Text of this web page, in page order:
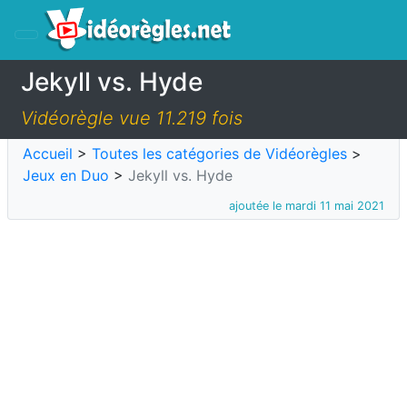
Jekyll vs. Hyde
Vidéorègle vue 11.219 fois
Accueil > Toutes les catégories de Vidéorègles >
Jeux en Duo > Jekyll vs. Hyde
ajoutée le mardi 11 mai 2021